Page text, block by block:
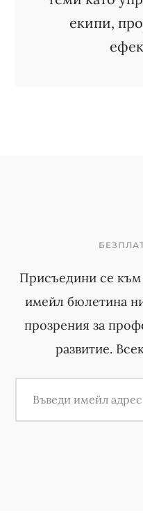
екипи,
Присъедини се към
имейл бюлетина
прозрения за
развитие.